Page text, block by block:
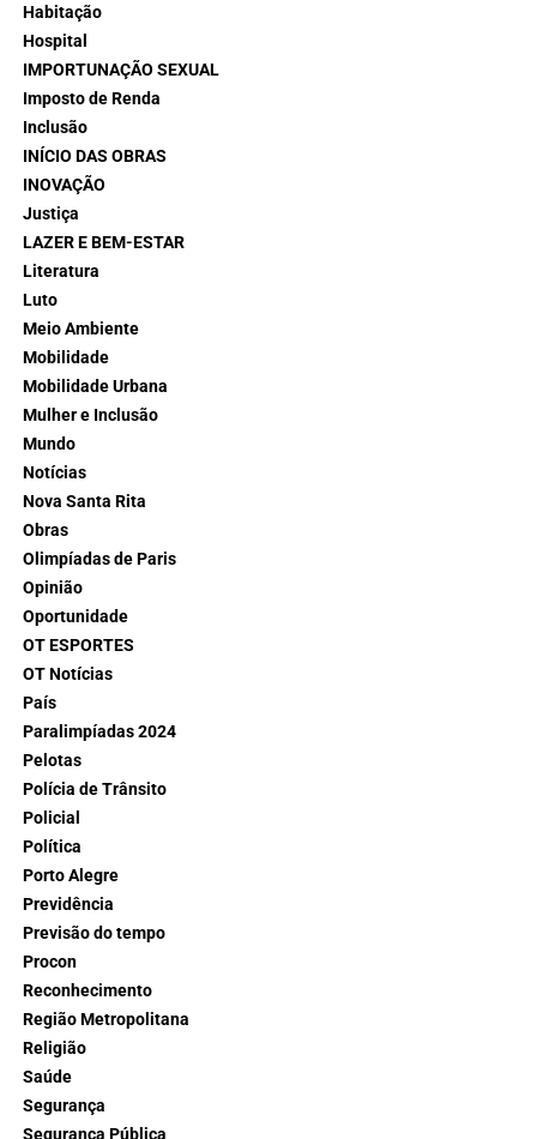
Habitação
Hospital
IMPORTUNAÇÃO SEXUAL
Imposto de Renda
Inclusão
INÍCIO DAS OBRAS
INOVAÇÃO
Justiça
LAZER E BEM-ESTAR
Literatura
Luto
Meio Ambiente
Mobilidade
Mobilidade Urbana
Mulher e Inclusão
Mundo
Notícias
Nova Santa Rita
Obras
Olimpíadas de Paris
Opinião
Oportunidade
OT ESPORTES
OT Notícias
País
Paralimpíadas 2024
Pelotas
Polícia de Trânsito
Policial
Política
Porto Alegre
Previdência
Previsão do tempo
Procon
Reconhecimento
Região Metropolitana
Religião
Saúde
Segurança
Segurança Pública